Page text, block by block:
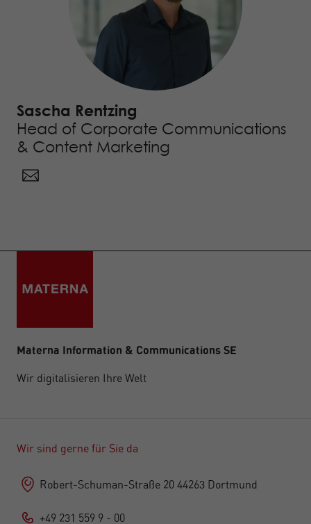
Sascha Rentzing
Head of Corporate Communications
& Content Marketing
Materna Information & Communications SE
Wir digitalisieren Ihre Welt
Wir sind gerne für Sie da
Robert-Schuman-Straße 20 44263 Dortmund
+49 231 559 9 - 00